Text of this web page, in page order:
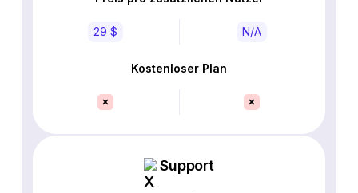
29 $ N/A
Kostenloser Plan
Support